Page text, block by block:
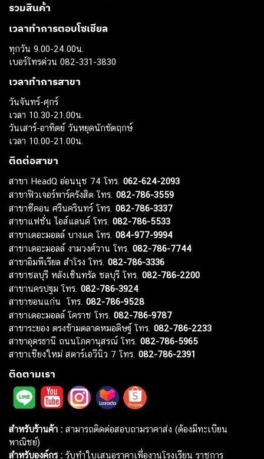
รวมสินค้า
เวลาทำการตอบโซเชียล
ทุกวัน 9.00-24.00น.
เบอร์โทรด่วน 082-331-3830
เวลาทำการสาขา
วันจันทร์-ศุกร์
เวลา 10.30-21.00น.
วันเสาร์-อาทิตย์ วันหยุดนักขัตฤกษ์
เวลา 10.00-21.00น.
ติดต่อสาขา
สาขา HeadQ อ่อนนุช 74 โทร. 062-624-2093
สาขาฟิวเจอร์พาร์ครังสิต โทร. 082-786-3559
สาขาซีคอน ศรีนครินทร์ โทร. 082-786-3337
สาขาแฟชั่น ไอส์แลนด์ โทร. 082-786-5533
สาขาเดอะมอลล์ บางแค โทร. 084-977-9994
สาขาเดอะมอลล์ งามวงศ์วาน โทร. 082-786-7744
สาขาอิมพีเรียล สำโรง โทร. 082-786-3336
สาขาชลบุรี หลังเซ็นทรัล ชลบุรี โทร. 082-786-2200
สาขานครปฐม โทร. 082-786-3924
สาขาขอนแก่น โทร. 082-786-9528
สาขาเดอะมอลล์ โคราช โทร. 082-786-9787
สาขาระยอง ตรงข้ามตลาดหมอดิษฐ์ โทร. 082-786-2233
สาขาอุดรธานี ถนนโภคานุสรณ์ โทร. 082-786-5965
สาขาเชียงใหม่ สตาร์เอวีนิว 7 โทร. 082-786-2391
ติดตามเรา
สำหรับร้านค้า : สามารถติดต่อสอบถามราคาส่ง (ต้องมีทะเบียน
พาณิชย์)
สำหรับองค์กร : รับทำใบเสนอราคาเพื่องานโรงเรียน ราชการ